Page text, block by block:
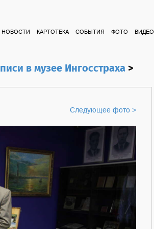
НОВОСТИ КАРТОТЕКА СОБЫТИЯ ФОТО ВИДЕО
в музее Ингосстраха>
Следующее фото >